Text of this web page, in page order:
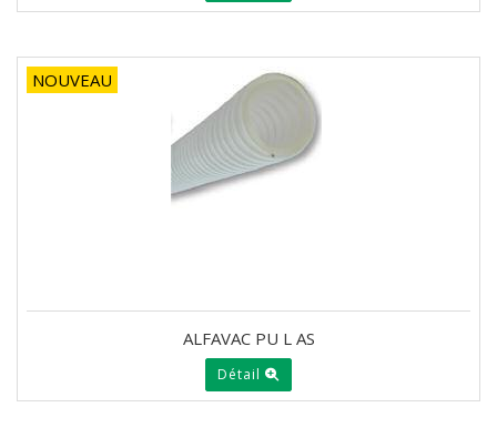
NOUVEAU
ALFAVAC PU L AS
Détail